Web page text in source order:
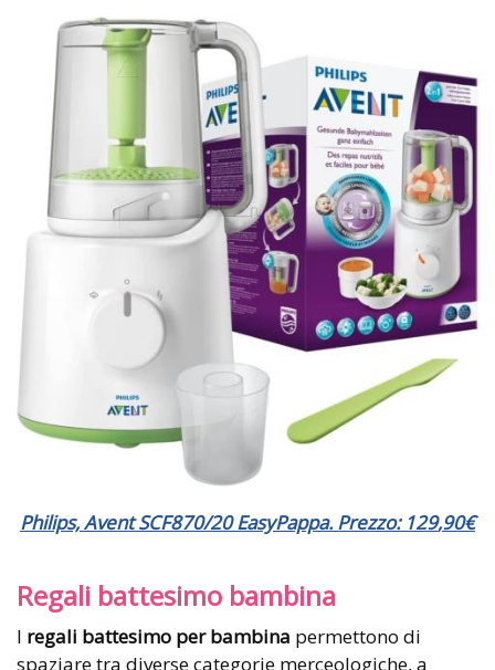
Philips, Avent SCF870/20 EasyPappa. Prezzo: 129,90€
Regali battesimo bambina
I regali battesimo per bambina permettono di
spaziare tra diverse categorie merceologiche, a